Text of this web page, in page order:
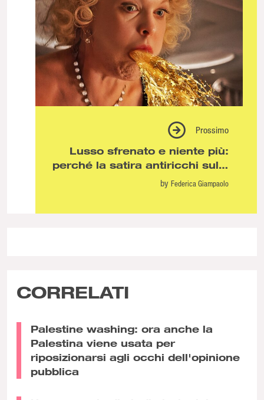
Prossimo
Lusso sfrenato e niente più:
perché la satira antiricchi sullo
schermo non ha più nulla da
by Federica Giampaolo
CORRELATI
Palestine washing: ora anche la
Palestina viene usata per
riposizionarsi agli occhi dell'opinione
pubblica